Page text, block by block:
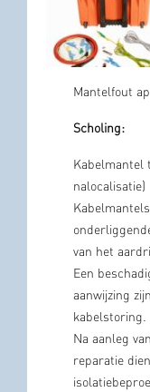
Mantelfout
Scholing:
Kabelmantel
nalocalisatie)
van het
Een
aanwijzing
kabelstoring.
Na aanleg
reparatie